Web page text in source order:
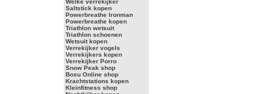
Welke verrekijker
Saltstick kopen
Powerbreathe Ironman
Powerbreathe kopen
Triathlon wetsuit
Triathlon schoenen
Wetsuit kopen
Verrekijker vogels
Verrekijkers kopen
Verrekijker Porro
Snow Peak shop
Bosu Online shop
Krachtstations kopen
Kleinfitness shop